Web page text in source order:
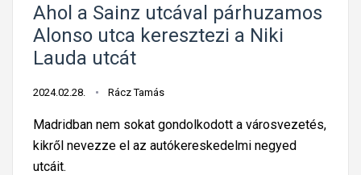
Ahol a Sainz utcával párhuzamos
Alonso utca keresztezi a Niki
Lauda utcát
2024.02.28. Rácz Tamás
Madridban nem sokat gondolkodott a városvezetés,
kikről nevezze el az autókereskedelmi negyed
utcáit.